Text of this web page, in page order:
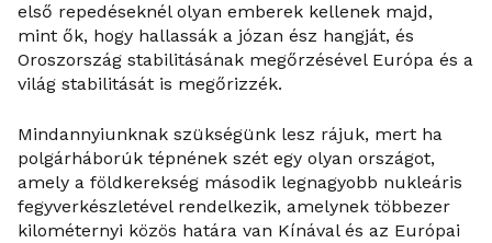
első repedéseknél olyan emberek kellenek majd,
mint ők, hogy hallassák a józan ész hangját, és
Oroszország stabilitásának megőrzésével Európa és a
világ stabilitását is megőrizzék.
Mindannyiunknak szükségünk lesz rájuk, mert ha
polgárháborúk tépnének szét egy olyan országot,
amely a földkerekség második legnagyobb nukleáris
fegyverkészletével rendelkezik, amelynek többezer
kilométernyi közös határa van Kínával és az Európai